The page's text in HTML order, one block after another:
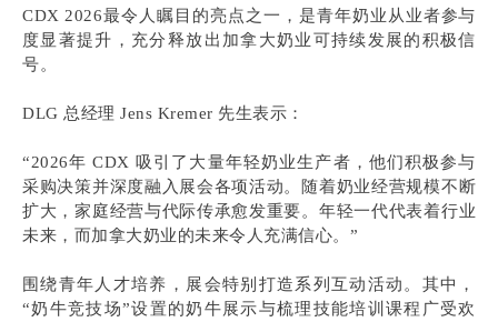
CDX 2026最令人瞩目的亮点之一，是青年奶业从业者参与
度显著提升，充分释放出加拿大奶业可持续发展的积极信
号。
DLG 总经理 Jens Kremer 先生表示：
“2026年 CDX 吸引了大量年轻奶业生产者，他们积极参与
采购决策并深度融入展会各项活动。随着奶业经营规模不断
扩大，家庭经营与代际传承愈发重要。年轻一代代表着行业
未来，而加拿大奶业的未来令人充满信心。”
围绕青年人才培养，展会特别打造系列互动活动。其中，
“奶牛竞技场”设置的奶牛展示与梳理技能培训课程广受欢